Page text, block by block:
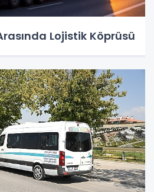
Lojistik Köprüsü